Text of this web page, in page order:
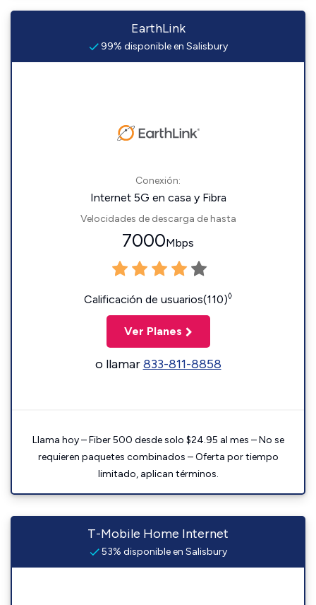
EarthLink
99% disponible en Salisbury
Conexión:
Internet 5G en casa y Fibra
Velocidades de descarga de hasta
7000Mbps
Calificación de usuarios(110)◊
Ver Planes
o llamar833-811-8858
Llama hoy – Fiber 500 desde solo $24.95 al mes – No se
requieren paquetes combinados – Oferta por tiempo
limitado, aplican términos.
T-Mobile Home Internet
53% disponible en Salisbury